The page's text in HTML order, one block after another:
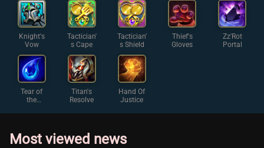
Knight's
Vow
Tactician'
s Cape
Tactician'
s Shield
Thief's
Gloves
Zz'Rot
Portal
Tear of
the
Titan's
Resolve
Hand Of
Justice
Most viewed news